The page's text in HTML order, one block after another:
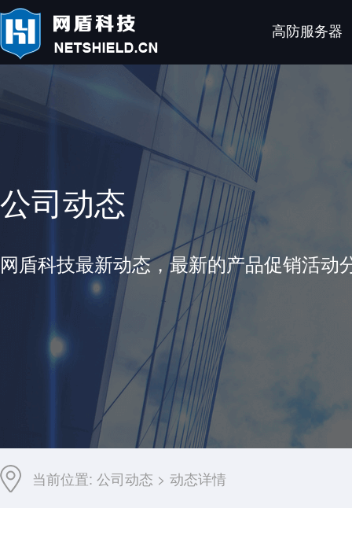
高防服务器
公司动态
网盾科技最新动态，最新的产品促销活
当前位置: 公司动态 > 动态详情